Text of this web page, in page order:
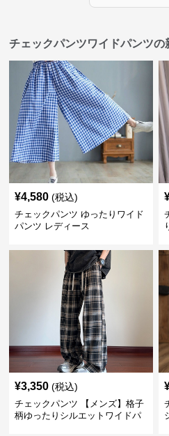
チェックパンツワイドパンツの
¥4,580 (税込)
チェックパンツ ゆったりワイド
パンツ レディース
¥3,350 (税込)
チェックパンツ 【メンズ】格子
柄ゆったりシルエットワイドパ